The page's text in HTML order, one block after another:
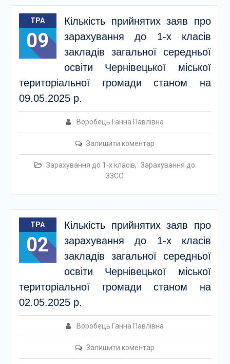
ТРА
09
Кількість прийнятих заяв про
зарахування до 1-х класів
закладів загальної середньої
освіти Чернівецької міської
територіальної громади станом на
09.05.2025 р.
Воробець Ганна Павлівна
Залишити коментар
Зарахування до 1-х класів, Зарахування до
ЗЗСО
ТРА
02
Кількість прийнятих заяв про
зарахування до 1-х класів
закладів загальної середньої
освіти Чернівецької міської
територіальної громади станом на
02.05.2025 р.
Воробець Ганна Павлівна
Залишити коментар